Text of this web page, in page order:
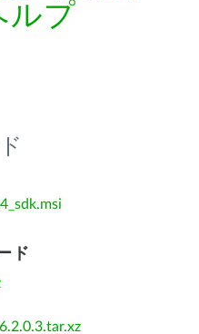
ルプ
ド